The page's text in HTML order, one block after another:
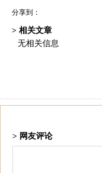
分享到：
> 相关文章
无相关信息
> 网友评论